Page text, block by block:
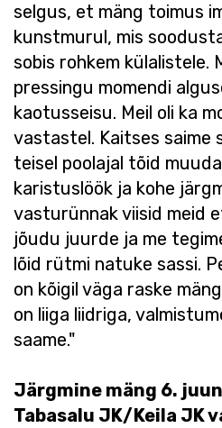
selgus, et mäng toimus
kunstmurul, mis
sobis rohkem külalistele.
pressingu momendi
kaotusseisu. Meil oli ka
vastastel. Kaitses saime
teisel poolajal tõid
karistuslöök ja kohe
vasturünnak viisid meid
jõudu juurde ja me
lõid rütmi natuke sassi.
on kõigil väga raske
on liiga liidriga,
saame."
Järgmine mäng 6.
Tabasalu JK/Keila JK